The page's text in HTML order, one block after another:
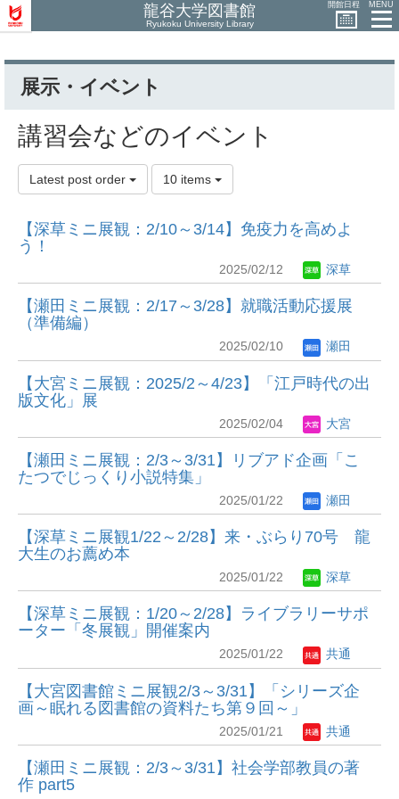
龍谷大学図書館
Ryukoku University Library
開館日程 MENU
展示・イベント
講習会などのイベント
Latest post order 10 items
【深草ミニ展観：2/10～3/14】免疫力を高めよ
う！
2025/02/12 深草
【瀬田ミニ展観：2/17～3/28】就職活動応援展
（準備編）
2025/02/10 瀬田
【大宮ミニ展観：2025/2～4/23】「江戸時代の出
版文化」展
2025/02/04 大宮
【瀬田ミニ展観：2/3～3/31】リブアド企画「こ
たつでじっくり小説特集」
2025/01/22 瀬田
【深草ミニ展観1/22～2/28】来・ぶらり70号 龍
大生のお薦め本
2025/01/22 深草
【深草ミニ展観：1/20～2/28】ライブラリーサポ
ーター「冬展観」開催案内
2025/01/22 共通
【大宮図書館ミニ展観2/3～3/31】「シリーズ企
画～眠れる図書館の資料たち第９回～」
2025/01/21 共通
【瀬田ミニ展観：2/3～3/31】社会学部教員の著
作 part5